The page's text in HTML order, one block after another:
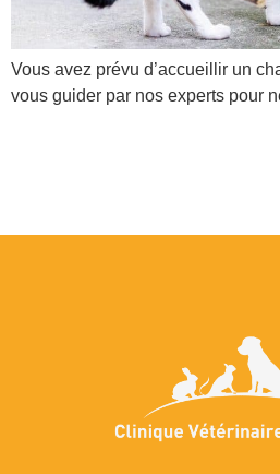
Vous avez prévu d’accueillir un
vous guider par nos experts pour